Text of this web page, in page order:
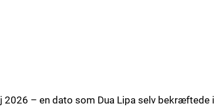
2026 – en dato som Dua Lipa selv bekræftede i